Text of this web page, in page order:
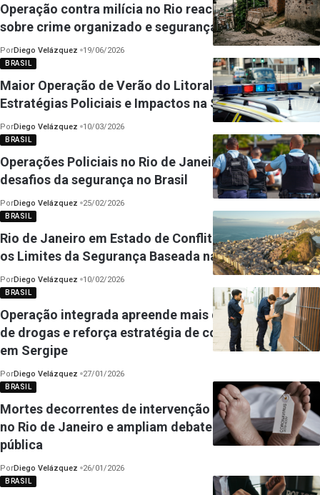
Operação contra milícia no Rio reacende debate
sobre crime organizado e segurança pública no Brasil
PorDiego Velázquez 19/06/2026
BRASIL
Maior Operação de Verão do Litoral Paulista:
Estratégias Policiais e Impactos na Segurança
PorDiego Velázquez 10/03/2026
BRASIL
Operações Policiais no Rio de Janeiro refletem
desafios da segurança no Brasil
PorDiego Velázquez 25/02/2026
BRASIL
Rio de Janeiro em Estado de Conflito Permanente e
os Limites da Segurança Baseada na Força
PorDiego Velázquez 10/02/2026
BRASIL
Operação integrada apreende mais de uma tonelada
de drogas e reforça estratégia de combate ao crime
em Sergipe
PorDiego Velázquez 27/01/2026
BRASIL
Mortes decorrentes de intervenção policial crescem
no Rio de Janeiro e ampliam debate sobre segurança
pública
PorDiego Velázquez 26/01/2026
BRASIL